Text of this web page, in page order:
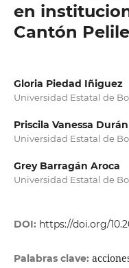
en
Cantón
Gloria Piedad Iñiguez
Universidad Estatal de
Priscila Vanessa Durán
Universidad Estatal de
Grey Barragán Aroca
Universidad Estatal de
DOI: https://doi.org/
Palabras clave: